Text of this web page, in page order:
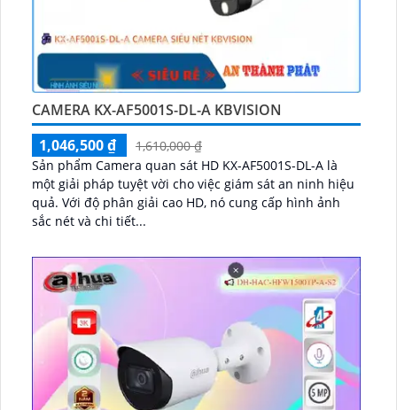
CAMERA KX-AF5001S-DL-A KBVISION
1,046,500 ₫
1,610,000 ₫
Sản phẩm Camera quan sát HD KX-AF5001S-DL-A là
một giải pháp tuyệt vời cho việc giám sát an ninh hiệu
quả. Với độ phân giải cao HD, nó cung cấp hình ảnh
sắc nét và chi tiết...